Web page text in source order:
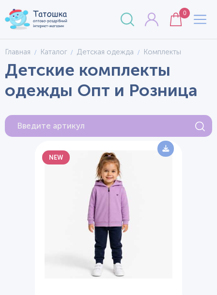
0
Главная Каталог Детская одежда Комплекты
Детские комплекты
одежды Опт и Розница
NEW